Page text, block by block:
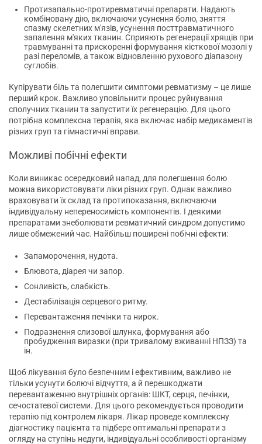
Протизапально-протиревматичні препарати. Надають
комбіновану дію, включаючи усунення болю, зняття
спазму скелетних м'язів, усунення посттравматичного
запалення м'яких тканин. Сприяють регенерації хрящів при
травмуванні та прискоренні формування кісткової мозолі у
разі переломів, а також відновленню рухового діапазону
суглобів.
Купірувати біль та полегшити симптоми ревматизму – це лише
перший крок. Важливо уповільнити процес руйнування
сполучних тканин та запустити їх регенерацію. Для цього
потрібна комплексна терапія, яка включає набір медикаментів
різних груп та гімнастичні вправи.
Можливі побічні ефекти
Коли виникає осередковий напад, для полегшення болю
можна використовувати ліки різних груп. Однак важливо
враховувати їх склад та протипоказання, включаючи
індивідуальну непереносимість компонентів. І деякими
препаратами знеболювати ревматичний синдром допустимо
лише обмежений час. Найбільш поширені побічні ефекти:
Запаморочення, нудота.
Блювота, діарея чи запор.
Сонливість, слабкість.
Дестабілізація серцевого ритму.
Перевантаження печінки та нирок.
Подразнення слизової шлунка, формування або
пробудження виразки (при тривалому вживанні НПЗЗ) та
ін.
Щоб лікування було безпечним і ефективним, важливо не
тільки усунути болючі відчуття, а й перешкоджати
перевантаженню внутрішніх органів: ШКТ, серця, печінки,
сечостатевої системи. Для цього рекомендується проводити
терапію під контролем лікаря. Лікар проведе комплексну
діагностику пацієнта та підбере оптимальні препарати з
огляду на ступінь недуги, індивідуальні особливості організму